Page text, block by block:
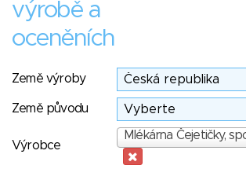
výrobě a
oceněních
Země výroby
Země původu
Výrobce
Výrobce